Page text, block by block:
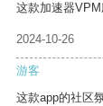
这款加速器VPM
2024-10-26
游客
这款app的社区